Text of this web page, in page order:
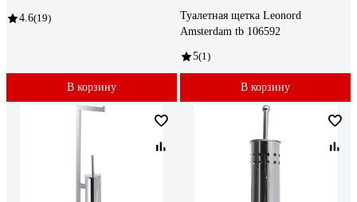
4.6(19)
В корзину
Туалетная щетка Leonord
Amsterdam tb 106592
5(1)
В корзину